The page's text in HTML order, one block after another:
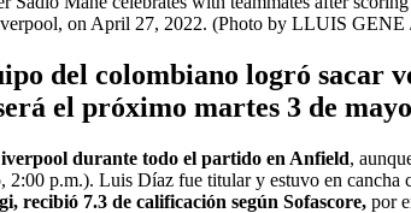
on April 27, 2022. (Photo by LLUIS
del colombiano logró sacar
el próximo martes 3 de
durante todo el partido en Anfield,
2:00 p.m.). Luis Díaz fue titular y estuvo en
recibió 7.3 de calificación según Sofascore, por